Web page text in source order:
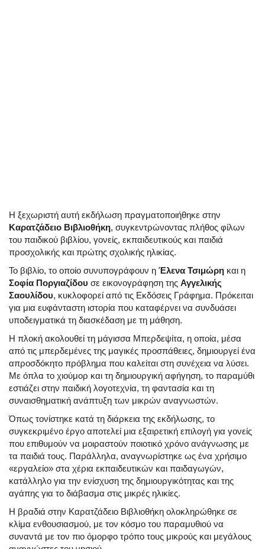
Η ξεχωριστή αυτή εκδήλωση πραγματοποιήθηκε στην
Καρατζάδειο Βιβλιοθήκη, συγκεντρώνοντας πλήθος φίλων
του παιδικού βιβλίου, γονείς, εκπαιδευτικούς και παιδιά
προσχολικής και πρώτης σχολικής ηλικίας.
Το βιβλίο, το οποίο συνυπογράφουν η Έλενα Τσιμώρη και η
Σοφία Ποργιαζίδου σε εικονογράφηση της Αγγελικής
Σαουλίδου, κυκλοφορεί από τις Εκδόσεις Γράφημα. Πρόκειται
για μια ευφάνταστη ιστορία που καταφέρνει να συνδυάσει
υποδειγματικά τη διασκέδαση με τη μάθηση.
Η πλοκή ακολουθεί τη μάγισσα Μπερδεψίτα, η οποία, μέσα
από τις μπερδεμένες της μαγικές προσπάθειες, δημιουργεί ένα
απροσδόκητο πρόβλημα που καλείται στη συνέχεια να λύσει.
Με όπλα το χιούμορ και τη δημιουργική αφήγηση, το παραμύθι
εστιάζει στην παιδική λογοτεχνία, τη φαντασία και τη
συναισθηματική ανάπτυξη των μικρών αναγνωστών.
Όπως τονίστηκε κατά τη διάρκεια της εκδήλωσης, το
συγκεκριμένο έργο αποτελεί μια εξαιρετική επιλογή για γονείς
που επιθυμούν να μοιραστούν ποιοτικό χρόνο ανάγνωσης με
τα παιδιά τους. Παράλληλα, αναγνωρίστηκε ως ένα χρήσιμο
«εργαλείο» στα χέρια εκπαιδευτικών και παιδαγωγών,
κατάλληλο για την ενίσχυση της δημιουργικότητας και της
αγάπης για το διάβασμα στις μικρές ηλικίες.
Η βραδιά στην Καρατζάδειο Βιβλιοθήκη ολοκληρώθηκε σε
κλίμα ενθουσιασμού, με τον κόσμο του παραμυθιού να
συναντά με τον πιο όμορφο τρόπο τους μικρούς και μεγάλους